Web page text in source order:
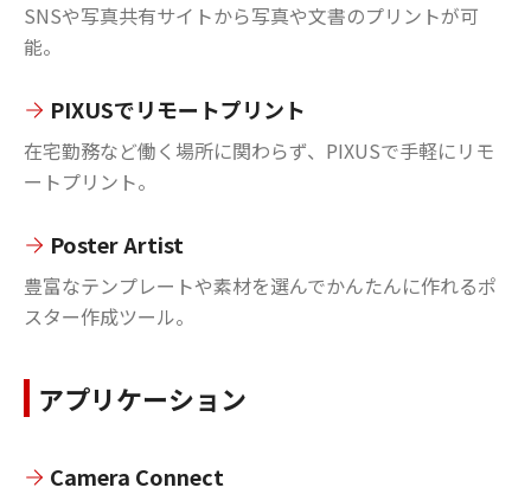
SNSや写真共有サイトから写真や文書のプリントが可
能。
PIXUSでリモートプリント
在宅勤務など働く場所に関わらず、PIXUSで手軽にリモ
ートプリント。
Poster Artist
豊富なテンプレートや素材を選んでかんたんに作れるポ
スター作成ツール。
アプリケーション
Camera Connect